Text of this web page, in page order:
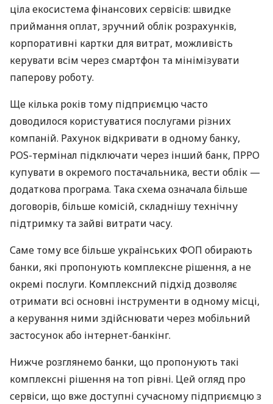
ціла екосистема фінансових сервісів: швидке
приймання оплат, зручний облік розрахунків,
корпоративні картки для витрат, можливість
керувати всім через смартфон та мінімізувати
паперову роботу.
Ще кілька років тому підприємцю часто
доводилося користуватися послугами різних
компаній. Рахунок відкривати в одному банку,
POS-термінал підключати через інший банк, ПРРО
купувати в окремого постачальника, вести облік —
додаткова програма. Така схема означала більше
договорів, більше комісій, складнішу технічну
підтримку та зайві витрати часу.
Саме тому все більше українських ФОП обирають
банки, які пропонують комплексне рішення, а не
окремі послуги. Комплексний підхід дозволяє
отримати всі основні інструменти в одному місці,
а керування ними здійснювати через мобільний
застосунок або інтернет-банкінг.
Нижче розглянемо банки, що пропонують такі
комплексні рішення на топ рівні. Цей огляд про
сервіси, що вже доступні сучасному підприємцю з